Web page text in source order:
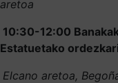
aretoa
10:30-12:00
Estatuetako
Elcano aretoa,